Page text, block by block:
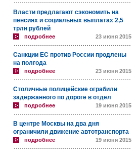
Власти предлагают сэкономить на
пенсиях и социальных выплатах 2,5
трлн рублей
подробнее 23 июня 2015
Санкции ЕС против России продлены
на полгода
подробнее 23 июня 2015
Столичные полицейские ограбили
задержанного по дороге в отдел
подробнее 19 июня 2015
В центре Москвы на два дня
ограничили движение автотранспорта
подробнее 19 июня 2015